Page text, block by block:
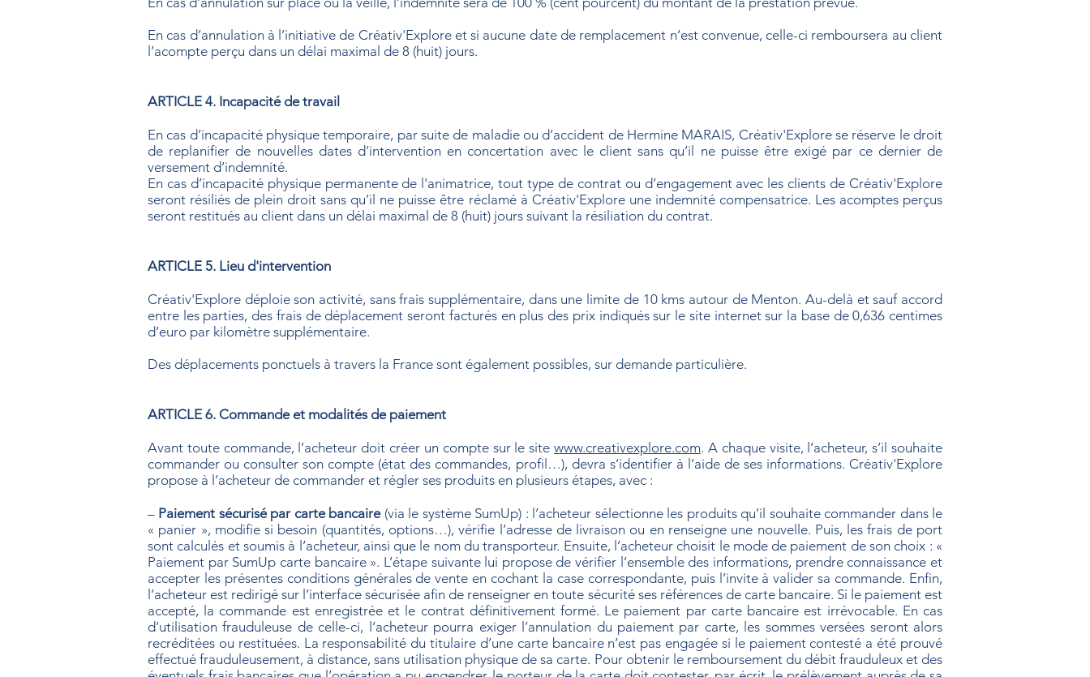
En cas d’annulation à l’initiative de Créativ'Explore et si aucune date de remplacement n’est convenue, celle-ci remboursera au client
l’acompte perçu dans un délai maximal de 8 (huit) jours.
ARTICLE 4. Incapacité de travail
En cas d’incapacité physique temporaire, par suite de maladie ou d’accident de Hermine MARAIS, Créativ'Explore se réserve le droit
de replanifier de nouvelles dates d’intervention en concertation avec le client sans qu’il ne puisse être exigé par ce dernier de
versement d’indemnité.
En cas d’incapacité physique permanente de l'animatrice, tout type de contrat ou d’engagement avec les clients de Créativ'Explore
seront résiliés de plein droit sans qu’il ne puisse être réclamé à Créativ'Explore une indemnité compensatrice. Les acomptes perçus
seront restitués au client dans un délai maximal de 8 (huit) jours suivant la résiliation du contrat.
ARTICLE 5. Lieu d'intervention
Créativ'Explore déploie son activité, sans frais supplémentaire, dans une limite de 10 kms autour de Menton. Au-delà et sauf accord
entre les parties, des frais de déplacement seront facturés en plus des prix indiqués sur le site internet sur la base de 0,636 centimes
d’euro par kilomètre supplémentaire.
Des déplacements ponctuels à travers la France sont également possibles, sur demande particulière.
ARTICLE 6. Commande et modalités de paiement
Avant toute commande, l’acheteur doit créer un compte sur le sitewww.creativexplore.com. A chaque visite, l’acheteur, s’il souhaite
commander ou consulter son compte (état des commandes, profil…), devra s’identifier à l’aide de ses informations. Créativ'Explore
propose à l’acheteur de commander et régler ses produits en plusieurs étapes, avec :
– Paiement sécurisé par carte bancaire(via le système SumUp) : l’acheteur sélectionne les produits qu’il souhaite commander dans le
« panier », modifie si besoin (quantités, options…), vérifie l’adresse de livraison ou en renseigne une nouvelle. Puis, les frais de port
sont calculés et soumis à l’acheteur, ainsi que le nom du transporteur. Ensuite, l’acheteur choisit le mode de paiement de son choix : «
Paiement par SumUp carte bancaire ». L’étape suivante lui propose de vérifier l’ensemble des informations, prendre connaissance et
accepter les présentes conditions générales de vente en cochant la case correspondante, puis l’invite à valider sa commande. Enfin,
l’acheteur est redirigé sur l’interface sécurisée afin de renseigner en toute sécurité ses références de carte bancaire. Si le paiement est
accepté, la commande est enregistrée et le contrat définitivement formé. Le paiement par carte bancaire est irrévocable. En cas
d’utilisation frauduleuse de celle-ci, l’acheteur pourra exiger l’annulation du paiement par carte, les sommes versées seront alors
recréditées ou restituées. La responsabilité du titulaire d’une carte bancaire n’est pas engagée si le paiement contesté a été prouvé
effectué frauduleusement, à distance, sans utilisation physique de sa carte. Pour obtenir le remboursement du débit frauduleux et des